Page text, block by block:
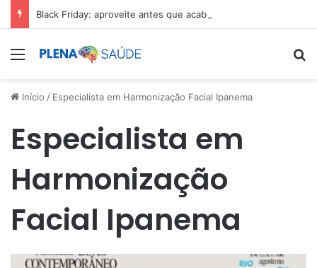
Black Friday: aproveite antes que acabe
Menu
Início / Especialista em Harmonização Facial Ipanema
Especialista em
Harmonização
Facial Ipanema